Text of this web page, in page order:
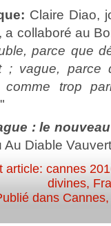
Claire Diao,
a collaboré au
parce que
; vague,
comme trop
"
: le
Au Diable
article: cannes
divines,
dans Cannes,